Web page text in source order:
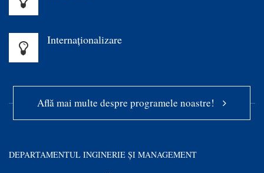
Internaționalizare
Află mai multe despre programele noastre!
DEPARTAMENTUL INGINERIE ȘI MANAGEMENT